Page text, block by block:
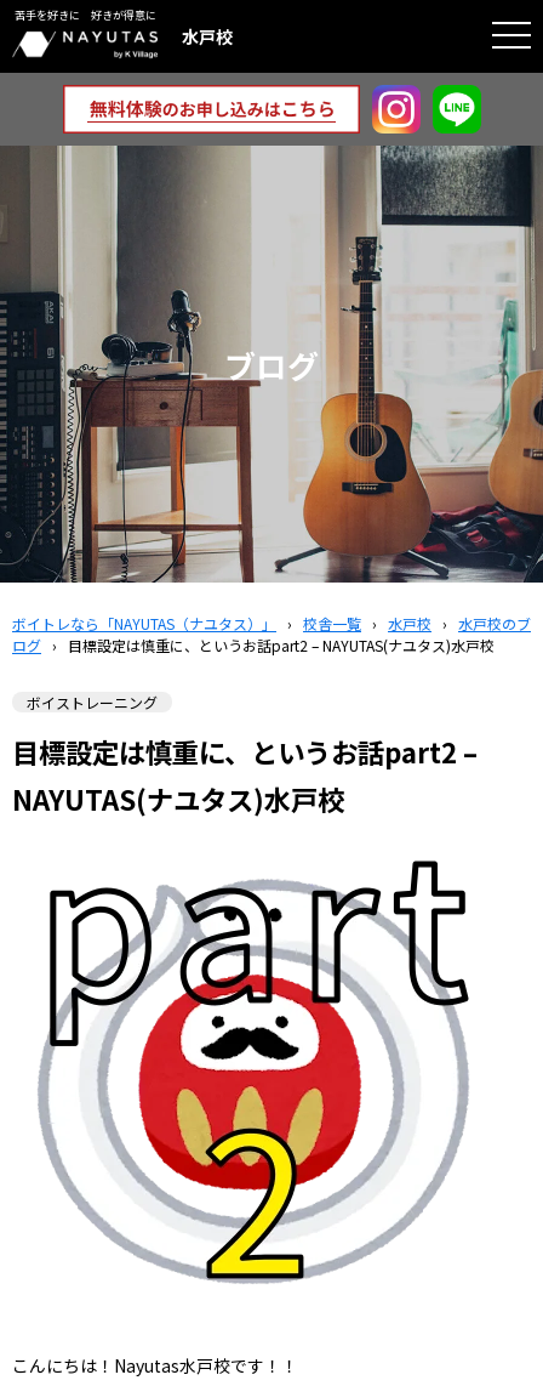
苦手を好きに 好きが得意に
水戸校
ブログ
ボイトレなら「NAYUTAS（ナユタス）」 › 校舎一覧 › 水戸校 › 水戸校のブ
ログ › 目標設定は慎重に、というお話part2 – NAYUTAS(ナユタス)水戸校
ボイストレーニング
目標設定は慎重に、というお話part2 –
NAYUTAS(ナユタス)水戸校
こんにちは！Nayutas水戸校です！！